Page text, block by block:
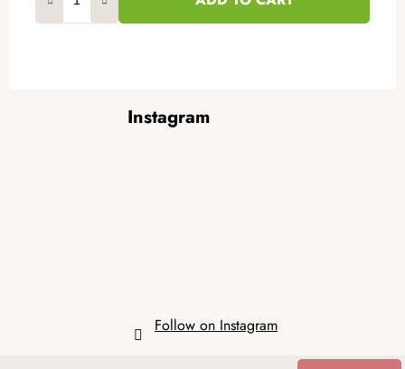
Instagram
Follow on Instagram